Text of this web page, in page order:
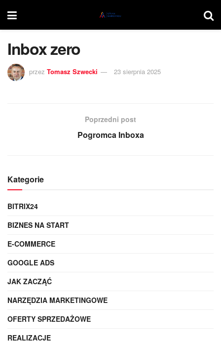
Inbox zero
przez Tomasz Szwecki 23 sierpnia 2025
Poprzedni post
Pogromca Inboxa
Kategorie
BITRIX24
BIZNES NA START
E-COMMERCE
GOOGLE ADS
JAK ZACZĄĆ
NARZĘDZIA MARKETINGOWE
OFERTY SPRZEDAŻOWE
REALIZACJE